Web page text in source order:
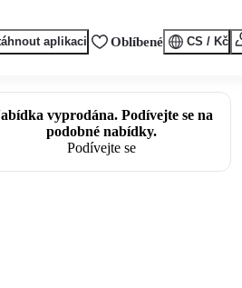
aplikaci Oblíbené CS / Kč
vyprodána. Podívejte se na
podobné nabídky.
Podívejte se